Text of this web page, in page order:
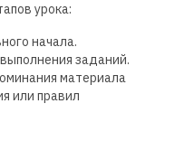
урока:
начала.
заданий.
материала
или правил